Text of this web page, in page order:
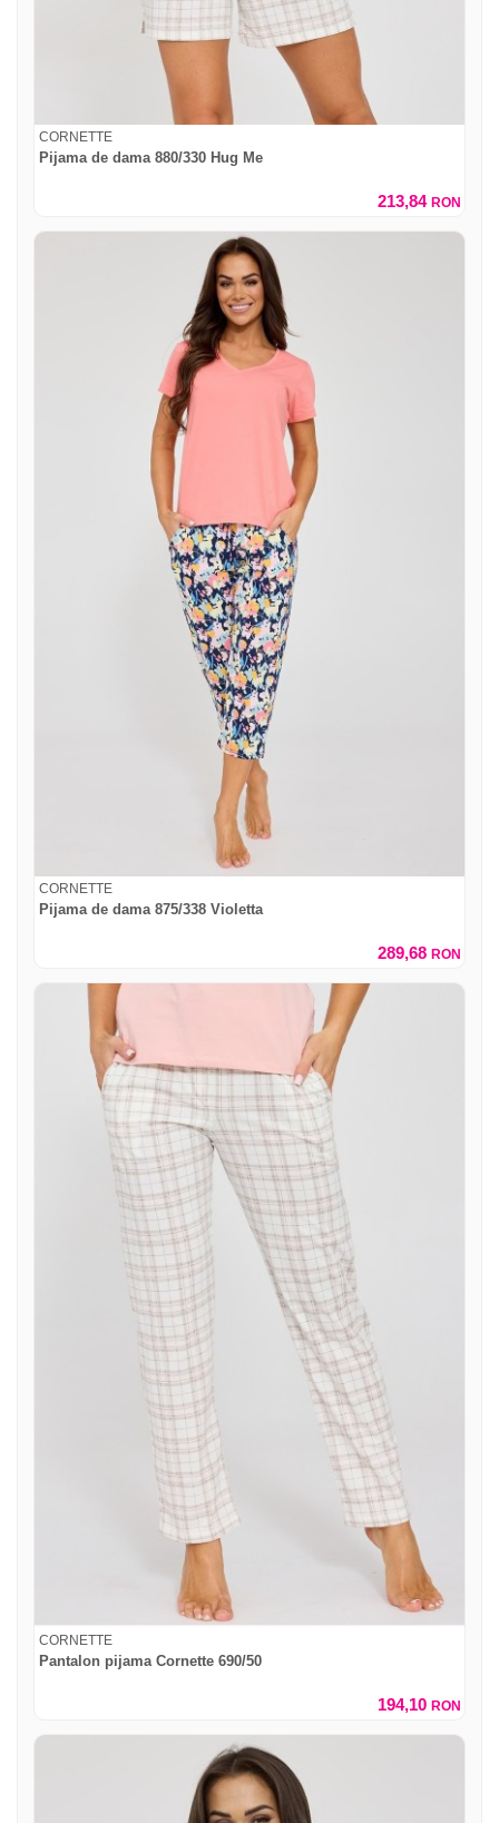
CORNETTE
Pijama de dama 880/330 Hug Me
213,84 RON
CORNETTE
Pijama de dama 875/338 Violetta
289,68 RON
CORNETTE
Pantalon pijama Cornette 690/50
194,10 RON